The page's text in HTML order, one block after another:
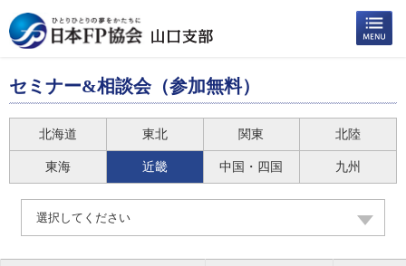
セミナー&相談会（参加無料）
北海道 東北 関東 北陸
東海 近畿 中国・四国 九州
選択してください